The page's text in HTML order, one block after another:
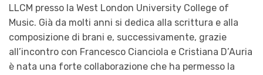
LLCM presso la West London University College of
Music. Già da molti anni si dedica alla scrittura e alla
composizione di brani e, successivamente, grazie
all’incontro con Francesco Cianciola e Cristiana D’Auria
è nata una forte collaborazione che ha permesso la